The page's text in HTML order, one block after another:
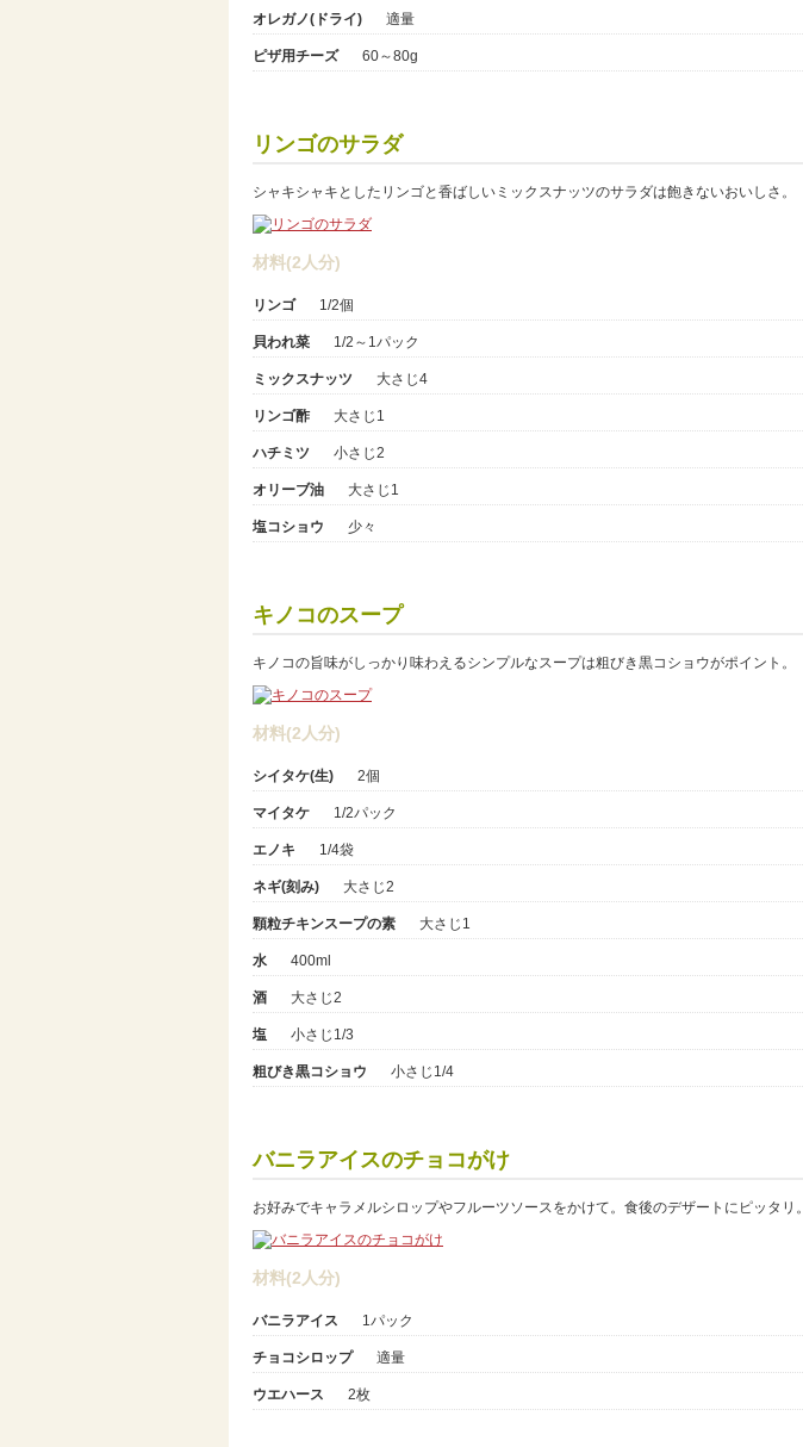
オレガノ(ドライ) 適量
ピザ用チーズ 60～80g
リンゴのサラダ
シャキシャキとしたリンゴと香ばしいミックスナッツのサラダは飽きないおいしさ。
材料(2人分)
リンゴ 1/2個
貝われ菜 1/2～1パック
ミックスナッツ 大さじ4
リンゴ酢 大さじ1
ハチミツ 小さじ2
オリーブ油 大さじ1
塩コショウ 少々
キノコのスープ
キノコの旨味がしっかり味わえるシンプルなスープは粗びき黒コショウがポイント。
材料(2人分)
シイタケ(生) 2個
マイタケ 1/2パック
エノキ 1/4袋
ネギ(刻み) 大さじ2
顆粒チキンスープの素 大さじ1
水 400ml
酒 大さじ2
塩 小さじ1/3
粗びき黒コショウ 小さじ1/4
バニラアイスのチョコがけ
お好みでキャラメルシロップやフルーツソースをかけて。食後のデザートにピッタリ。
材料(2人分)
バニラアイス 1パック
チョコシロップ 適量
ウエハース 2枚